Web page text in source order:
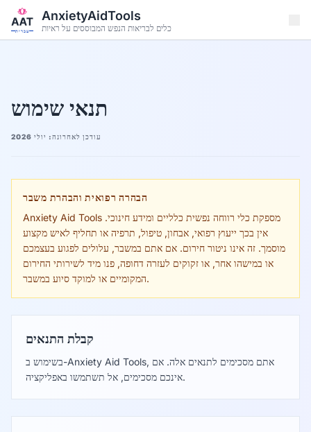
דלג לתוכן הראשי
עברית
AnxietyAidTools
כלים לבריאות הנפש המבוססים על ראיות
תנאי שימוש
עודכן לאחרונה: יולי 2026
הבהרה רפואית והבהרת משבר
Anxiety Aid Tools מספקת כלי רווחה נפשית כלליים ומידע חינוכי.
אין בכך ייעוץ רפואי, אבחון, טיפול, תרפיה או תחליף לאיש מקצוע
מוסמך. זה אינו ניטור חירום. אם אתם במשבר, עלולים לפגוע בעצמכם
או במישהו אחר, או זקוקים לעזרה דחופה, פנו מיד לשירותי החירום
המקומיים או למוקד סיוע במשבר.
קבלת התנאים
בשימוש ב-Anxiety Aid Tools, אתם מסכימים לתנאים אלה. אם
אינכם מסכימים, אל תשתמשו באפליקציה.